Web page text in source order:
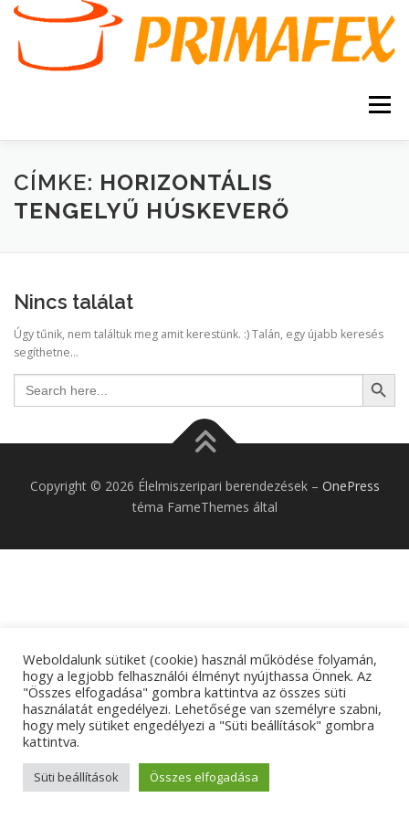
Tovább
tartalomhoz
Menü
KEZDŐOLDAL KAPCSOLAT TERMÉKEK
VÁSÁRLÁSI FELTÉTELEK
CÍMKE: HORIZONTÁLIS
TENGELYŰ HÚSKEVERŐ
Nincs találat
Úgy tűnik, nem találtuk meg amit kerestünk. :) Talán, egy újabb keresés
segíthetne...
Search
for:
Search Button
Copyright © 2026 Élelmiszeripari berendezések – OnePress
téma FameThemes által
Weboldalunk sütiket (cookie) használ működése folyamán,
hogy a legjobb felhasználói élményt nyújthassa Önnek. Az
"Összes elfogadása" gombra kattintva az összes süti
használatát engedélyezi. Lehetősége van személyre szabni,
hogy mely sütiket engedélyezi a "Süti beállítások" gombra
kattintva.
Süti beállítások Összes elfogadása